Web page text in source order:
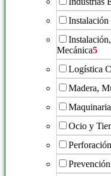
Instalación
Mecánica5
Logística
Madera,
Maquinaria
Ocio y